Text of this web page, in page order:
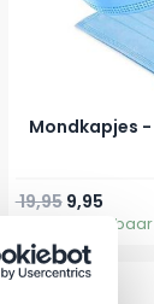
Mondkapjes -
Speciale
9,95
Normale prijs
19,95
Direct leverbaar